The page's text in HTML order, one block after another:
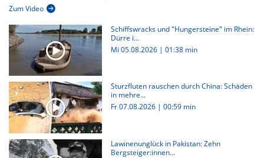
Zum Video
Schiffswracks und "Hungersteine" im Rhein:
Dürre i...
Mi 05.08.2026 | 01:38 min
Sturzfluten rauschen durch China: Schäden
in mehre...
Fr 07.08.2026 | 00:59 min
Lawinenunglück in Pakistan: Zehn
Bergsteiger:innen...